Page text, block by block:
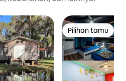
Pilihan tamu
Pilihan tamu